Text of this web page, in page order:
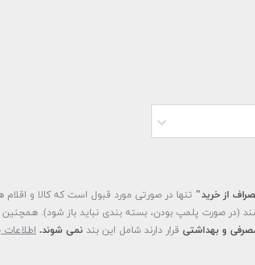
از خرید" تنها در صورتی مورد قبول است که کالا و اقلام
(در صورت پلمپ بودن، بسته بندی نباید باز شود). همچنین
و بهداشتی قرار دارند شامل این بند نمی شوند. اطلاعات